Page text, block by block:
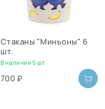
Стаканы "Миньоны" 6
шт.
В наличии 5 шт
700 ₽